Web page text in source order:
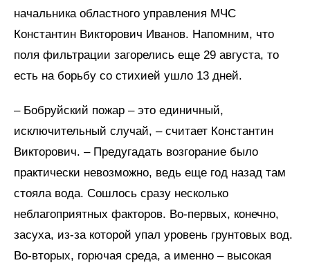
начальника областного управления МЧС
Константин Викторович Иванов. Напомним, что
поля фильтрации загорелись еще 29 августа, то
есть на борьбу со стихией ушло 13 дней.
– Бобруйский пожар – это единичный,
исключительный случай, – считает Константин
Викторович. – Предугадать возгорание было
практически невозможно, ведь еще год назад там
стояла вода. Сошлось сразу несколько
неблагоприятных факторов. Во-первых, конечно,
засуха, из-за которой упал уровень грунтовых вод.
Во-вторых, горючая среда, а именно – высокая